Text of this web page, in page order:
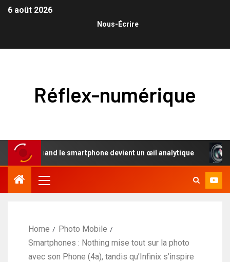
6 août 2026
Nous-Écrire
Réflex-numérique
: quand le smartphone devient un œil analytique
Home
Photo Mobile
Smartphones : Nothing mise tout sur la photo
avec son Phone (4a), tandis qu’Infinix s’inspire